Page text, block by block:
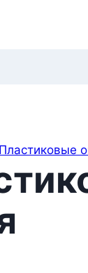
Пластиковые